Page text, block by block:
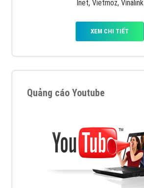
Inet, Vietmoz, Vinalink
XEM CHI TIẾT
Quảng cáo Youtube